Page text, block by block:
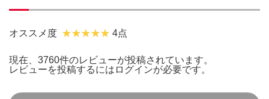
オススメ度 4点
現在、3760件のレビューが投稿されています。
レビューを投稿するには ログインが必要です。